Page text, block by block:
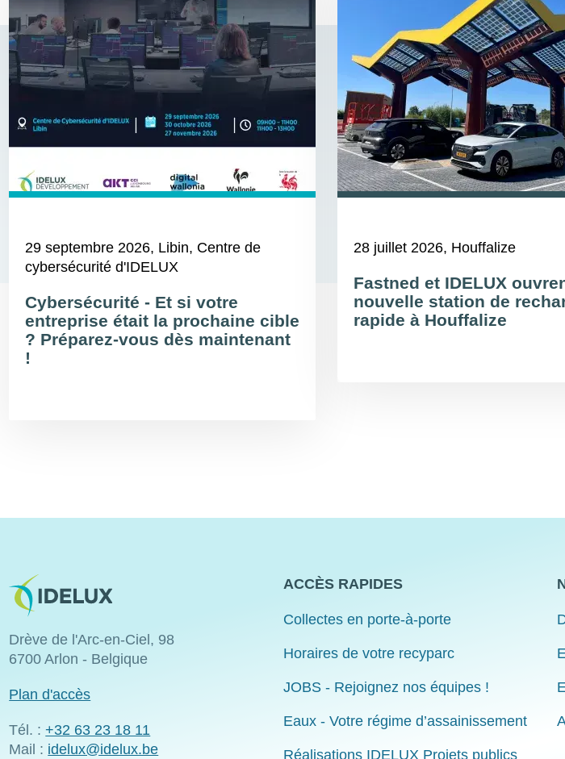
29 septembre 2026, Libin, Centre de
cybersécurité d'IDELUX
Cybersécurité - Et si votre
entreprise était la prochaine cible
? Préparez-vous dès maintenant
!
28 juillet 2026, Houffalize
Fastned et IDELUX
nouvelle station de
rapide à Houffalize
Image
Drève de l'Arc-en-Ciel, 98
6700 Arlon - Belgique
Plan d'accès
Tél. :+32 63 23 18 11
Mail : idelux@idelux.be
ACCÈS RAPIDES
Collectes en porte-à-porte
Horaires de votre recyparc
JOBS - Rejoignez nos équipes !
Eaux - Votre régime d’assainissement
Réalisations IDELUX Projets publics